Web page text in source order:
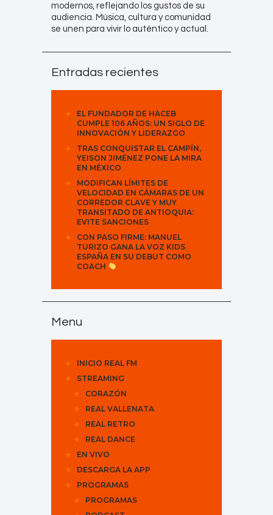
modernos, reflejando los gustos de su
audiencia. Música, cultura y comunidad
se unen para vivir lo auténtico y actual.
Entradas recientes
EL FUNDADOR DE HACEB
CUMPLE 106 AÑOS: UN SIGLO DE
INNOVACIÓN Y LIDERAZGO
TRAS CONQUISTAR EL CAMPÍN,
YEISON JIMÉNEZ PONE LA MIRA
EN MÉXICO
MODIFICAN LÍMITES DE
VELOCIDAD EN CÁMARAS DE UN
CORREDOR CLAVE Y MUY
TRANSITADO DE ANTIOQUIA:
EVITE SANCIONES
CON PASO FIRME: MANUEL
TURIZO GANA LA VOZ KIDS
ESPAÑA EN SU DEBUT COMO
COACH
Menu
INICIO REAL FM
STREAMING
CORAZÓN
REAL VALLENATA
REAL RETRO
REAL DANCE
EN VIVO
DESCARGA LA APP
PROGRAMAS
PROGRAMAS